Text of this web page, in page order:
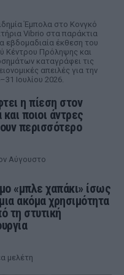
Έμπολα στο Κονγκό
Vibrio στα παράκτια
εβδομαδιαία έκθεση του
Κέντρου Πρόληψης και
καταγράφει τις
απειλές για την
Ιουλίου 2026.
η πίεση στον
ποιοι άντρες
περισσότερο
Αύγουστο
«μπλε χαπάκι» ίσως
ακόμα χρησιμότητα
τη στυτική
μελέτη